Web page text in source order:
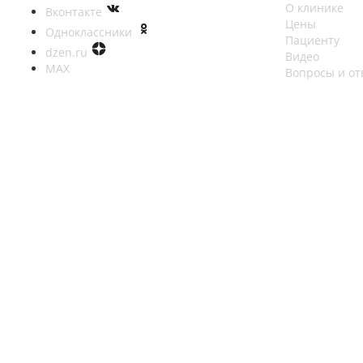
Вконтакте
Одноклассники
dzen.ru
MAX
О клинике
Цены
Пациенту
Видео
Вопросы и